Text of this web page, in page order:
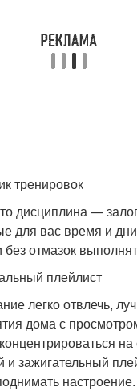
тренировок
дисциплина —
для вас время и
без отмазок
плейлист
легко отвлечь,
дома с
на
и зажигательный
настроение.